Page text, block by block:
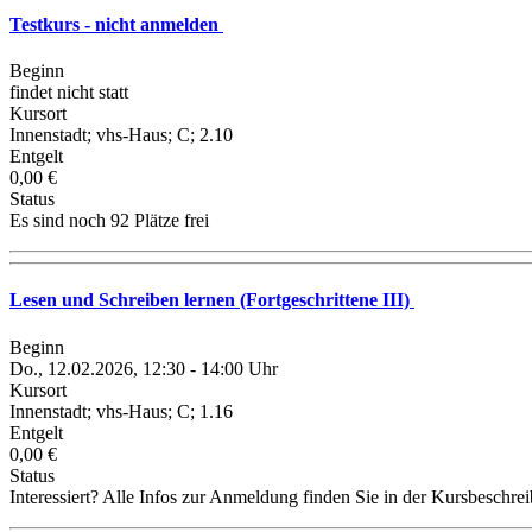
Testkurs - nicht anmelden
Beginn
findet nicht statt
Kursort
Innenstadt; vhs-Haus; C; 2.10
Entgelt
0,00 €
Status
Es sind noch 92 Plätze frei
Lesen und Schreiben lernen (Fortgeschrittene III)
Beginn
Do., 12.02.2026, 12:30 - 14:00 Uhr
Kursort
Innenstadt; vhs-Haus; C; 1.16
Entgelt
0,00 €
Status
Interessiert? Alle Infos zur Anmeldung finden Sie in der